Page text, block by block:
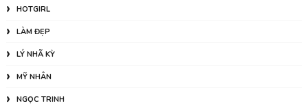
HOTGIRL
LÀM ĐẸP
LÝ NHÃ KỲ
MỸ NHÂN
NGỌC TRINH